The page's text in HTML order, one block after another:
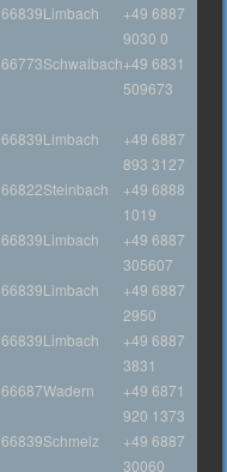
66839Limbach
+49 6887
9030 0
66773Schwalbach+49 6831
509673
66839Limbach
+49 6887
893 3127
66822Steinbach
+49 6888
1019
66839Limbach
+49 6887
305607
66839Limbach
+49 6887
2950
66839Limbach
+49 6887
3831
66687Wadern
+49 6871
920 1373
66839Schmelz
+49 6887
30060